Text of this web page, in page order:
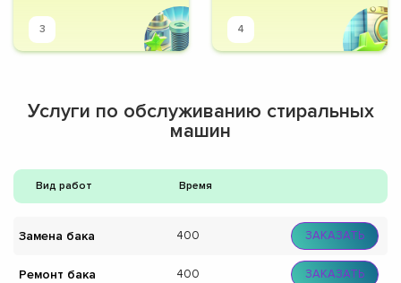
3 4
Услуги по обслуживанию стиральных
машин
Вид работ Время
Замена бака 400 ЗАКАЗАТЬ
Ремонт бака 400 ЗАКАЗАТЬ